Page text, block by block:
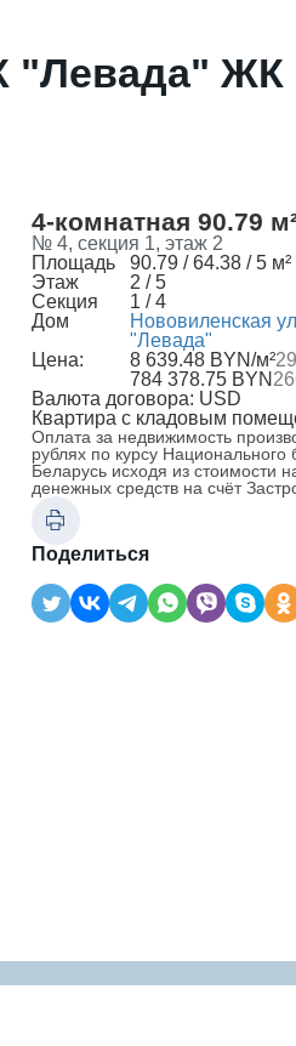
"Левада"
4-комнатная 90.79
№ 4, секция 1, этаж 2
Площадь
90.79 / 64.38 / 5 м²
Этаж
2 / 5
Секция
1 / 4
Дом
Нововиленская
"Левада"
Цена:
8 639.48 BYN/м²
784 378.75 BYN
Валюта договора: USD
Квартира с кладовым
Оплата за недвижимость
рублях по курсу Национального
Беларусь исходя из стоимости
денежных средств на счёт
Поделиться